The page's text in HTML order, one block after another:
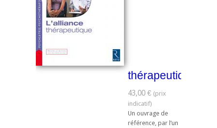
thérapeutique
43,00 €
Un ouvrage de
référence, par l’un